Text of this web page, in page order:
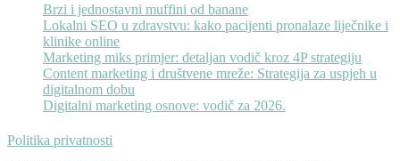
Brzi i jednostavni muffini od banane
Lokalni SEO u zdravstvu: kako pacijenti pronalaze liječnike i
klinike online
Marketing miks primjer: detaljan vodič kroz 4P strategiju
Content marketing i društvene mreže: Strategija za uspjeh u
digitalnom dobu
Digitalni marketing osnove: vodič za 2026.
Politika privatnosti